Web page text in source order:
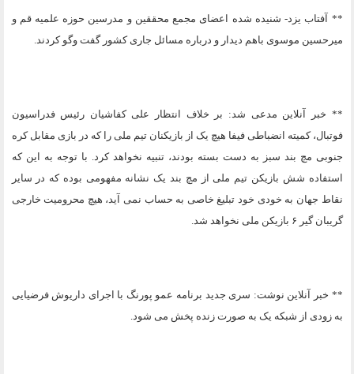
** آفتاب یزد- شنیده شده اعضای مجمع محققین و مدرسین حوزه علمیه قم و
میرحسین موسوی باهم دیدار و درباره مسائل جاری کشور گفت وگو کردند.
** خبر آنلاین مدعی شد: بر خلاف انتظار علی کفاشیان رئیس فدراسیون
فوتبال، کمیته انضباطی فیفا هیچ یک از بازیکنان تیم ملی را که در بازی مقابل کره
جنوبی مچ بند سبز به دست بسته بودند، تنبیه نخواهد کرد. با توجه به این که
استفاده شش بازیکن تیم ملی از مچ بند یک نشانه مفهومی بوده که در سایر
نقاط جهان به خودی خود تبلیغ خاصی به حساب نمی آید، هیچ محرومیت خارجی
گریبان گیر ۶ بازیکن ملی نخواهد شد.
** خبر آنلاین نوشت: سری جدید برنامه عمو پورنگ با اجرای داریوش فرضیایی
به زودی از شبکه یک به صورت زنده پخش می شود.